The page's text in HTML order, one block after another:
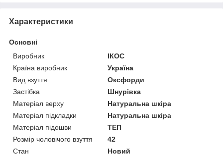
Характеристики
Основні
Виробник
ІКОС
Країна виробник
Україна
Вид взуття
Оксфорди
Застібка
Шнурівка
Матеріал верху
Натуральна шкіра
Матеріал підкладки
Натуральна шкіра
Матеріал підошви
ТЕП
Розмір чоловічого взуття
42
Стан
Новий